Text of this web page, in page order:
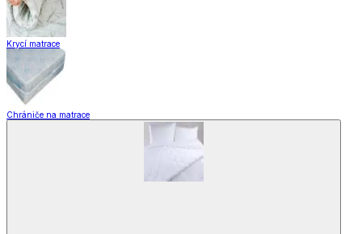
Krycí matrace
Chrániče na matrace